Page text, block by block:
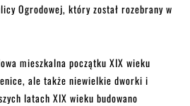
Ogrodowej, który został rozebrany w
mieszkalna początku XIX wieku
ale także niewielkie dworki i
latach XIX wieku budowano